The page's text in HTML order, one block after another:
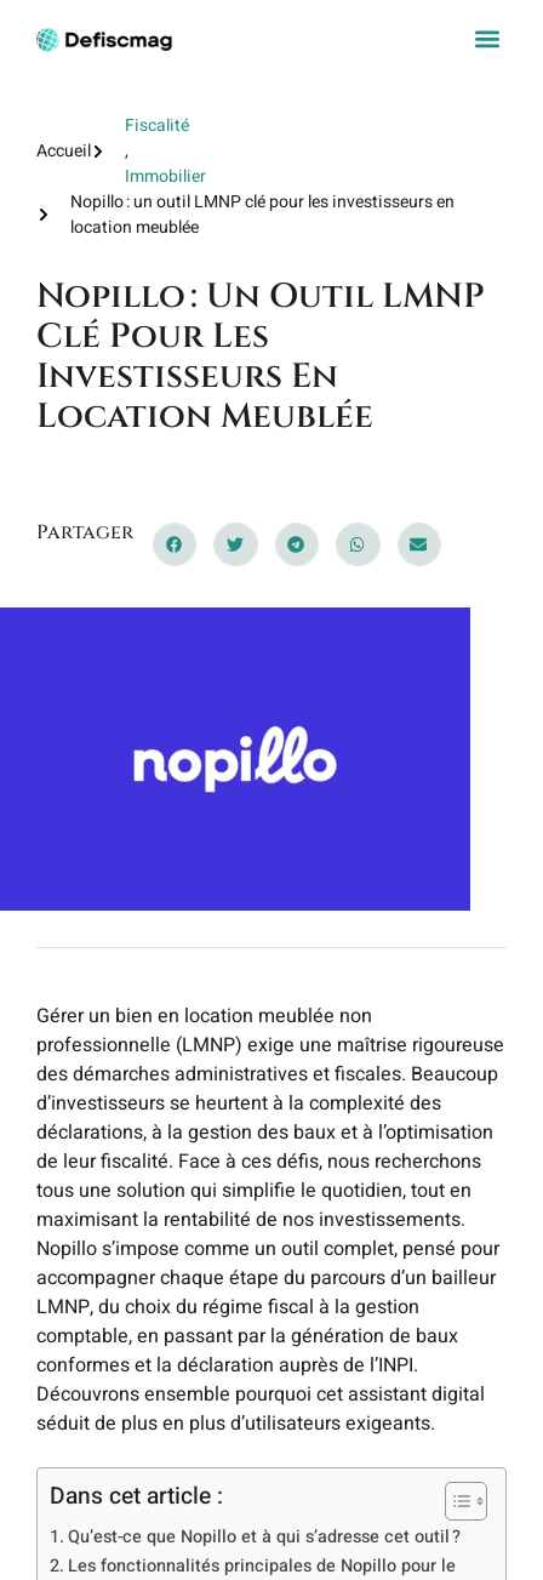
Accueil
Fiscalité
,
Immobilier
Nopillo : un outil LMNP clé pour les investisseurs en
location meublée
Nopillo : Un Outil LMNP
Clé Pour Les
Investisseurs En
Location Meublée
Partager
Gérer un bien en location meublée non
professionnelle (LMNP) exige une maîtrise rigoureuse
des démarches administratives et fiscales. Beaucoup
d’investisseurs se heurtent à la complexité des
déclarations, à la gestion des baux et à l’optimisation
de leur fiscalité. Face à ces défis, nous recherchons
tous une solution qui simplifie le quotidien, tout en
maximisant la rentabilité de nos investissements.
Nopillo s’impose comme un outil complet, pensé pour
accompagner chaque étape du parcours d’un bailleur
LMNP, du choix du régime fiscal à la gestion
comptable, en passant par la génération de baux
conformes et la déclaration auprès de l’INPI.
Découvrons ensemble pourquoi cet assistant digital
séduit de plus en plus d’utilisateurs exigeants.
Dans cet article :
Qu’est-ce que Nopillo et à qui s’adresse cet outil ?
Les fonctionnalités principales de Nopillo pour le